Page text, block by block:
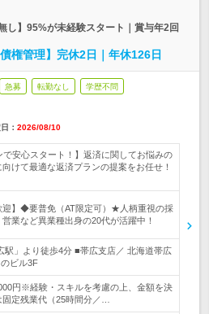
し】95%が未経験スタート｜賞与年2回
権管理】完休2日｜年休126日
急募 転勤なし 学歴不問
： 2026/08/10
で安心スタート！】返済に関してお悩みの
けて最適な返済プランの提案をお任せ！
迎】◆要普免（AT限定可）★人柄重視の採
業など異業種出身の20代が活躍中！
駅」より徒歩4分 ■帯広支店／ 北海道帯広
ビル3F
円※経験・スキルを考慮の上、金額を決
定残業代（25時間分／…